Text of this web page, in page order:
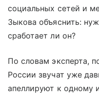
социальных сетей и
Зыкова объяснить:
сработает ли он?
По словам эксперта,
России звучат уже
апеллируют к одному